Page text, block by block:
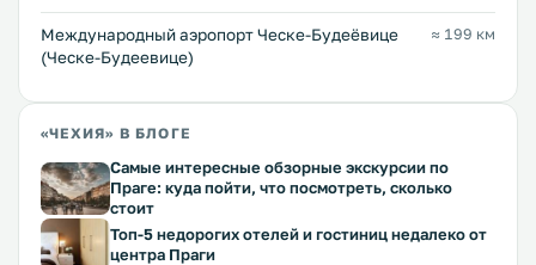
Международный аэропорт Ческе-Будеёвице
(Ческе-Будеевице)
≈ 199 км
«ЧЕХИЯ» В БЛОГЕ
Самые интересные обзорные экскурсии по
Праге: куда пойти, что посмотреть, сколько
стоит
Топ-5 недорогих отелей и гостиниц недалеко от
центра Праги